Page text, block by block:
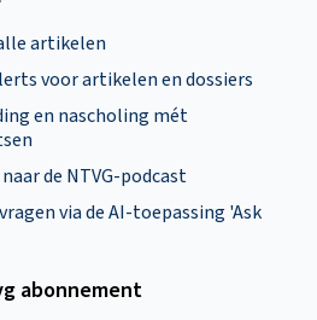
artikelen
voor artikelen en dossiers
en nascholing mét
de NTVG-podcast
via de AI-toepassing 'Ask
abonnement